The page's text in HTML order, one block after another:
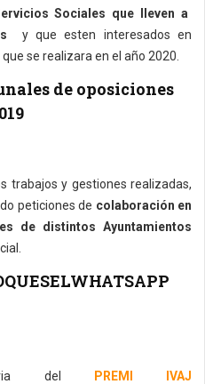
Sociales que lleven a
y que esten interesados en
se realizara en el año 2020.
de oposiciones
trabajos y gestiones realizadas,
peticiones de colaboración en
de distintos Ayuntamientos
del
PREMI IVAJ